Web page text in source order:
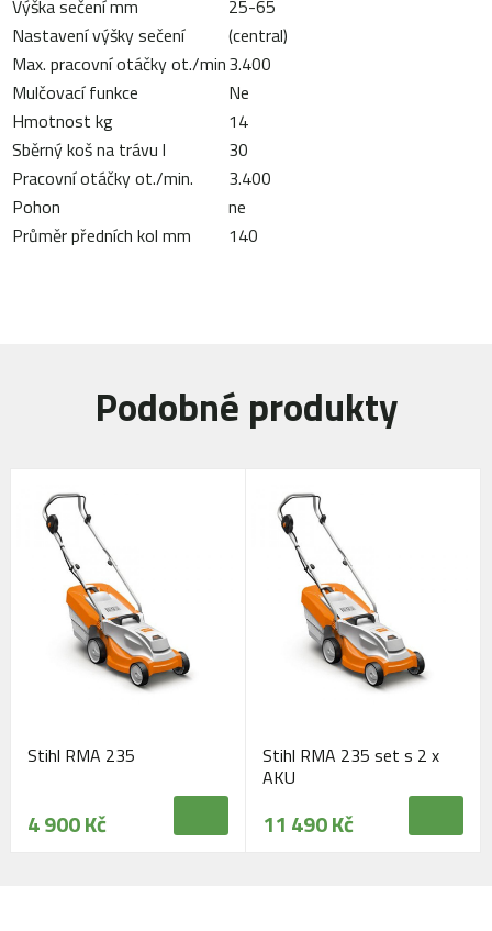
Výška sečení mm
25-65
Nastavení výšky sečení
(central)
Max. pracovní otáčky ot./min3.400
Mulčovací funkce
Ne
Hmotnost kg
14
Sběrný koš na trávu l
30
Pracovní otáčky ot./min.
3.400
Pohon
ne
Průměr předních kol mm
140
Podobné produkty
Stihl RMA 235
4 900 Kč
Stihl RMA 235 set s 2 x
AKU
11 490 Kč